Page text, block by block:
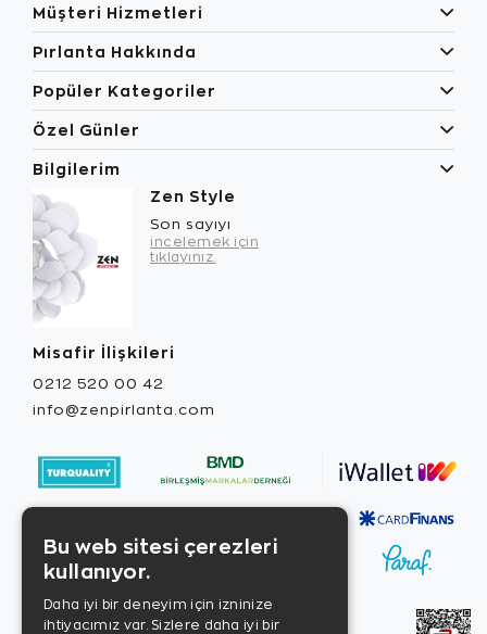
Müşteri Hizmetleri
Pırlanta Hakkında
Popüler Kategoriler
Özel Günler
Bilgilerim
Zen Style
Son sayıyı
incelemek için
tıklayınız.
Misafir İlişkileri
0212 520 00 42
info@zenpirlanta.com
Bu web sitesi çerezleri
kullanıyor.
Daha iyi bir deneyim için izninize
ihtiyacımız var. Sizlere daha iyi bir